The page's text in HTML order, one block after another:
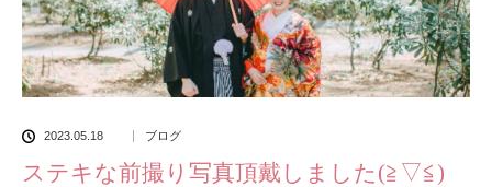
2023.05.18 ブログ
ステキな前撮り写真頂戴しました(≧▽≦)